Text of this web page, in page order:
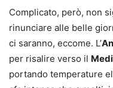
Complicato, però, non
rinunciare alle belle
ci saranno, eccome. L’
per risalire verso il
portando temperature